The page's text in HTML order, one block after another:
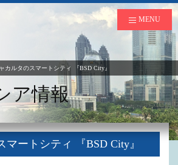
MENU
カルタのスマートシティ 『BSD City』
ア情報
マートシティ 『BSD City』